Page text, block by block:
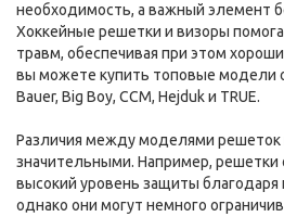
необходимость, а важный элемент
Хоккейные решетки и визоры
травм, обеспечивая при этом
вы можете купить топовые модели
Bauer, Big Boy, CCM, Hejduk и TRUE.
Различия между моделями решеток
значительными. Например, решетки
высокий уровень защиты благодаря
однако они могут немного